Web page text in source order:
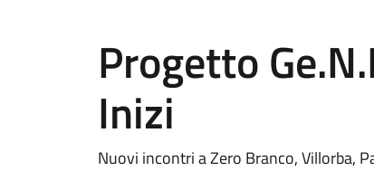
Progetto
Inizi
Nuovi incontri a Zero Branco, Villorba,